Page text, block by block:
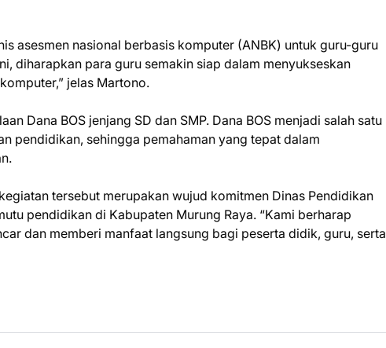
asesmen nasional berbasis komputer (ANBK) untuk guru-guru
diharapkan para guru semakin siap dalam menyukseskan
jelas Martono.
Dana BOS jenjang SD dan SMP. Dana BOS menjadi salah satu
pendidikan, sehingga pemahaman yang tepat dalam
tersebut merupakan wujud komitmen Dinas Pendidikan
pendidikan di Kabupaten Murung Raya. “Kami berharap
dan memberi manfaat langsung bagi peserta didik, guru, serta